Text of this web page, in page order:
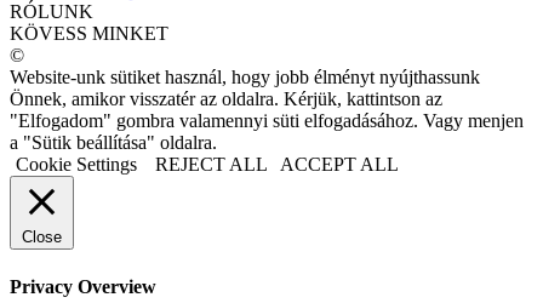
RÓLUNK
KÖVESS MINKET
©
Website-unk sütiket használ, hogy jobb élményt nyújthassunk
Önnek, amikor visszatér az oldalra. Kérjük, kattintson az
"Elfogadom" gombra valamennyi süti elfogadásához. Vagy menjen
a "Sütik beállítása" oldalra.
Cookie Settings
REJECT ALL ACCEPT ALL
Close
Privacy Overview